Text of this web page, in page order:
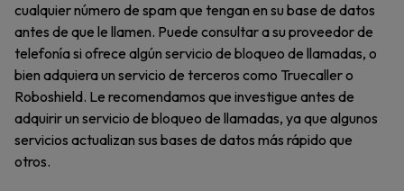
cualquier número de spam que tengan en su base de datos
antes de que le llamen. Puede consultar a su proveedor de
telefonía si ofrece algún servicio de bloqueo de llamadas, o
bien adquiera un servicio de terceros como Truecaller o
Roboshield. Le recomendamos que investigue antes de
adquirir un servicio de bloqueo de llamadas, ya que algunos
servicios actualizan sus bases de datos más rápido que
otros.